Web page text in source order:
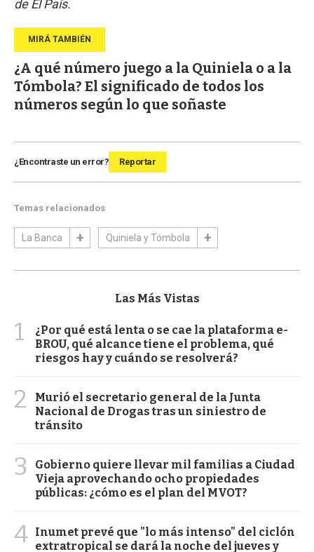
de El País.
¿A qué número juego a la Quiniela o a la
Tómbola? El significado de todos los
números según lo que soñaste
¿Encontraste un error? Reportar
Temas relacionados
La Banca Quiniela y Tómbola
Las Más Vistas
1
¿Por qué está lenta o se cae la plataforma e-
BROU, qué alcance tiene el problema, qué
riesgos hay y cuándo se resolverá?
2
Murió el secretario general de la Junta
Nacional de Drogas tras un siniestro de
tránsito
3
Gobierno quiere llevar mil familias a Ciudad
Vieja aprovechando ocho propiedades
públicas: ¿cómo es el plan del MVOT?
4 Inumet prevé que "lo más intenso" del ciclón
extratropical se dará la noche del jueves y